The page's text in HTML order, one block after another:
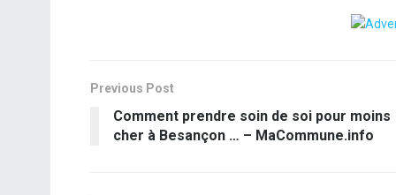
Previous Post
Comment prendre soin de soi pour moins
cher à Besançon … – MaCommune.info